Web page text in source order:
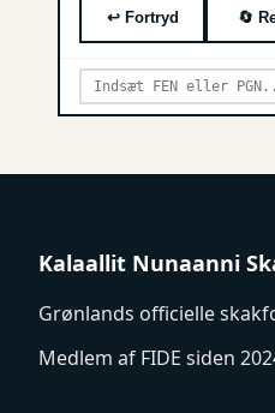
Kc6
48. Rxg6+ Kb5
h5 Nb5 54. h6 Na3+
Kc1 Kd3 Rd6+
↩ Fortryd 🔄
Kalaallit Nunaanni
Grønlands officielle
Medlem af FIDE siden